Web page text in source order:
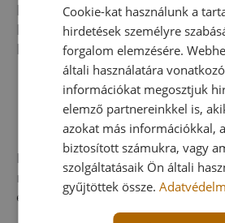
különböző végszerszámokkal
használható, így ugyanaz a
megfogási és mozgatási
egyszerű manipulációra
rajzolási, „maker” jellegű
szenzoros és
Ez lehetővé teszi, hogy
mechanika, a vezérlés, a
és az alkalmazáslogika oktatását.
Cookie-kat használunk a
hirdetések személyre
forgalom elemzésére.
általi használatára vonatkozó
információkat megosztjuk
elemző partnereinkkel is,
azokat más információkkal,
biztosított számukra, vagy
szolgáltatásaik Ön általi
gyűjtöttek össze.